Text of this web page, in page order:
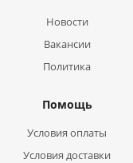
Новости
Вакансии
Политика
Помощь
Условия оплаты
Условия доставки